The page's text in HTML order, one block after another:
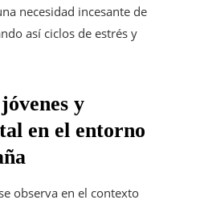
necesidad incesante de
así ciclos de estrés y
y
en el entorno
observa en el contexto